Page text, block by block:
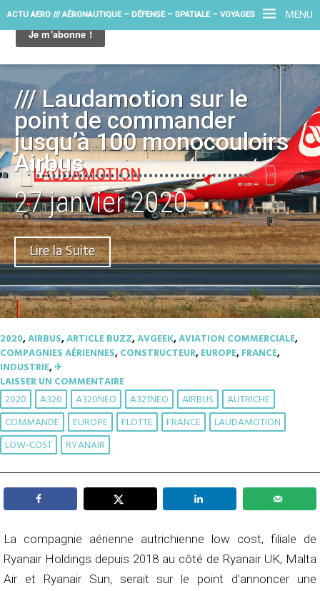
MENU
ACTU AERO /// AÉRONAUTIQUE – DÉFENSE – SPATIALE – VOYAGES
/// Laudamotion sur le
point de commander
jusqu’à 100 monocouloirs
Airbus
27 janvier 2020
Lire la Suite
2020,AIRBUS,ARTICLE BUZZ,AVGEEK,AVIATION COMMERCIALE,
COMPAGNIES AÉRIENNES,CONSTRUCTEUR,EUROPE,FRANCE,
INDUSTRIE,✈︎
LAISSER UN COMMENTAIRE
2020 A320 A320NEO A321NEO AIRBUS
AUTRICHE
COMMANDE
EUROPE FLOTTE FRANCE
LAUDAMOTION
LOW-COST
RYANAIR
La compagnie aérienne autrichienne low cost, filiale de
Ryanair Holdings depuis 2018 au côté de Ryanair UK, Malta
Air et Ryanair Sun, serait sur le point d’annoncer une